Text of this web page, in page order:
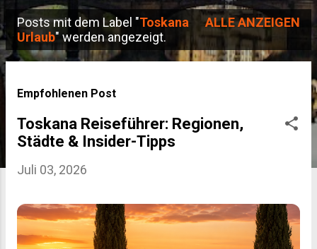
P
o
Posts mit dem Label "Toskana
Urlaub" werden angezeigt.
ALLE ANZEIGEN
Empfohlenen Post
Toskana Reiseführer: Regionen,
Städte & Insider-Tipps
Juli 03, 2026